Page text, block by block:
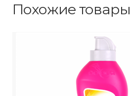
Похожие товары